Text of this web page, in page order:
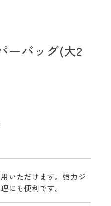
ーバッグ(大2
いただけます。強力ジ
にも便利です。